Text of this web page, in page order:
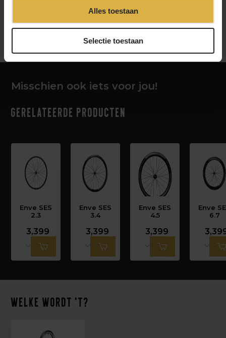
Alles toestaan
Selectie toestaan
‹ ›
Misschien ook iets voor jou!
Gerelateerde producten
Enve SES
2.3
3,399
Enve SES
3.4
3,399
Enve SES
4.5
3,399
Enve
6.7
Welke wordt 't?